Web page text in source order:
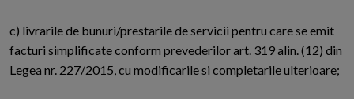
c) livrarile de bunuri/prestarile de servicii pentru care se emit
facturi simplificate conform prevederilor art. 319 alin. (12) din
Legea nr. 227/2015, cu modificarile si completarile ulterioare;